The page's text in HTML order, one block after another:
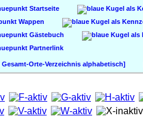
Startseite
Wappen
Gästebuch
Partnerlink
Gesamt-Orte-Verzeichnis alphabetisch]